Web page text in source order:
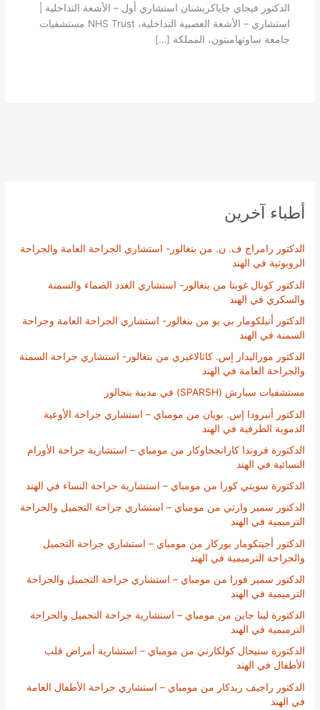
أطباء آخرين
الدكتور رامراج ف. ن. من بنغالور- استشاري الجراحة العامة والجراحة
الروبوتية في الهند
الدكتور كونال غوبتا من بنغالور- استشاري الغدد الصماء والسمنة
والسكري في الهند
الدكتور أنيلكومار بي يو من بنغالور- استشاري الجراحة العامة وجراحة
السمنة في الهند
الدكتور موراليدار إس. كاثالاغيري من بنغالور- استشاري جراحة السمنة
والجراحة العامة في الهند
مستشفيات سبارش (SPARSH) في مدينة بنجالور
الدكتور أنيرودا إس. بويان من مومباي – استشاري جراحة الأوعية
الدموية الطرفية في الهند
الدكتورة فروندا كارانججاوكار من مومباي – استشارية جراحة الأورام
النسائية في الهند
الدكتورة سويتي كورا من مومباي – استشارية جراحة النساء في الهند
الدكتور سمير وارتي من مومباي – استشاري جراحة التجميل والجراحة
الترميمية في الهند
الدكتور أجيتكومار بوركار من مومباي – استشاري جراحة التجميل
والجراحة الترميمية في الهند
الدكتور سمير فورا من مومباي – استشاري جراحة التجميل والجراحة
الترميمية في الهند
الدكتورة لينا جاين من مومباي – استشارية جراحة التجميل والجراحة
الترميمية في الهند
الدكتورة سنيحال كولكارني من مومباي – استشارية أمراض قلب
الأطفال في الهند
الدكتور راجيف ريدكار من مومباي – استشاري جراحة الأطفال العامة
في الهند
الدكتور فيجاي جاياكريشنان استشاري أول – الأشعة التداخلية |
استشاري – الأشعة العصبية التداخلية، NHS Trust مستشفيات
جامعة ساوثهامبتون، المملكة […]